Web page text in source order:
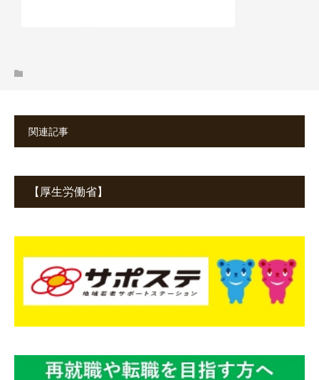
関連記事
【厚生労働省】